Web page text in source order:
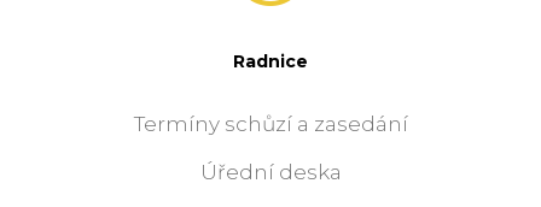
Radnice
Termíny schůzí a zasedání
Úřední deska